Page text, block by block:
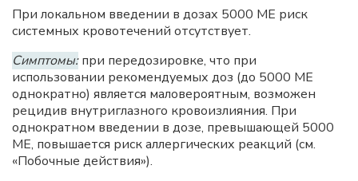
При локальном введении в дозах 5000 ME риск
системных кровотечений отсутствует.
Симптомы:при передозировке, что при
использовании рекомендуемых доз (до 5000 ME
однократно) является маловероятным, возможен
рецидив внутриглазного кровоизлияния. При
однократном введении в дозе, превышающей 5000
ME, повышается риск аллергических реакций (см.
«Побочные действия»).